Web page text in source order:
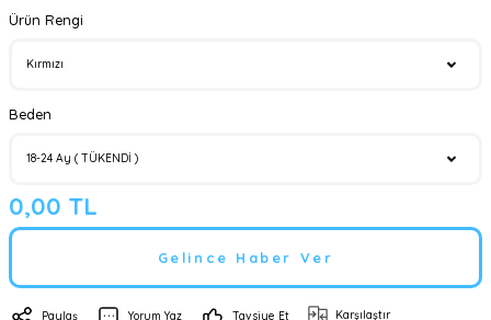
Ürün Rengi
Beden
0,00 TL
Gelince Haber Ver
Paylaş Yorum Yaz Tavsiye Et Karşılaştır